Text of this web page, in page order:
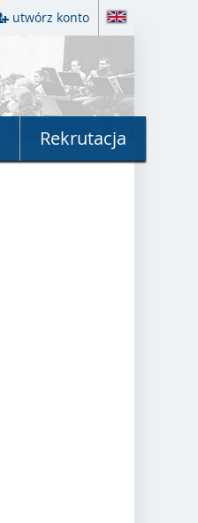
utwórz konto
Rekrutacja